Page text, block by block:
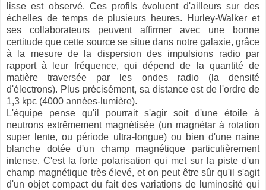
lisse est observé. Ces profils évoluent d'ailleurs sur des
échelles de temps de plusieurs heures. Hurley-Walker et
ses collaborateurs peuvent affirmer avec une bonne
certitude que cette source se situe dans notre galaxie, grâce
à la mesure de la dispersion des impulsions radio par
rapport à leur fréquence, qui dépend de la quantité de
matière traversée par les ondes radio (la densité
d'électrons). Plus précisément, sa distance est de l'ordre de
1,3 kpc (4000 années-lumière).
L'équipe pense qu'il pourrait s'agir soit d'une étoile à
neutrons extrêmement magnétisée (un magnétar à rotation
super lente, ou période ultra-longue) ou bien d'une naine
blanche dotée d'un champ magnétique particulièrement
intense. C'est la forte polarisation qui met sur la piste d'un
champ magnétique très élevé, et on peut être sûr qu'il s'agit
d'un objet compact du fait des variations de luminosité qui